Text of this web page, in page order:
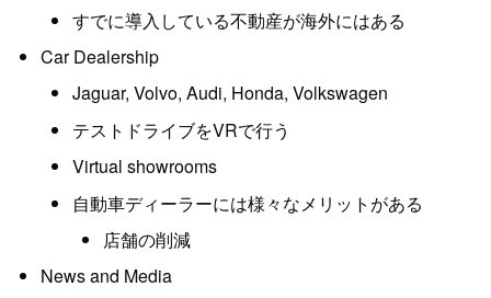
すでに導入している不動産が海外にはある
Car Dealership
Jaguar, Volvo, Audi, Honda, Volkswagen
テストドライブをVRで行う
Virtual showrooms
自動車ディーラーには様々なメリットがある
店舗の削減
News and Media